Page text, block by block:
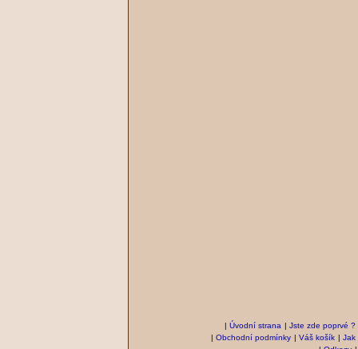
| Úvodní strana | Jste zde poprvé ?
| Obchodní podmínky | Váš košík | Jak